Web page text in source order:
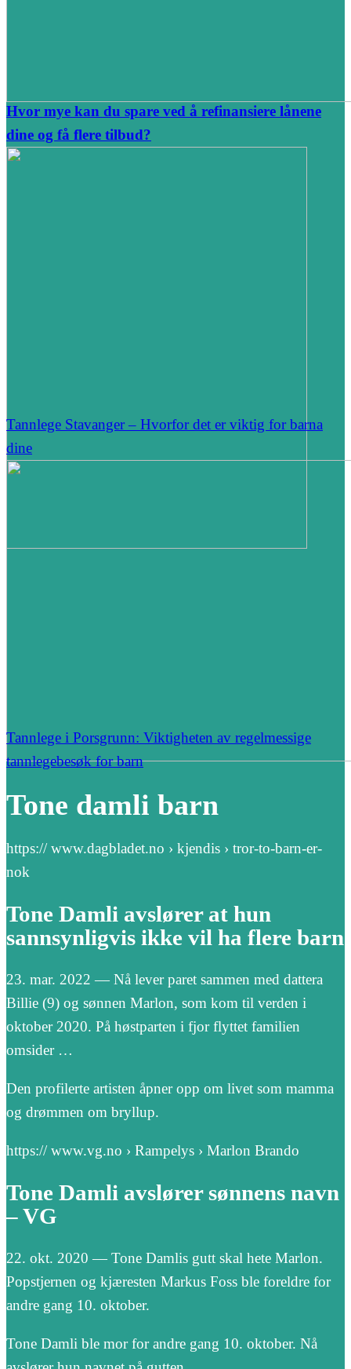
Hvor mye kan du spare ved å refinansiere lånene
dine og få flere tilbud?
Tannlege Stavanger – Hvorfor det er viktig for barna
dine
Tannlege i Porsgrunn: Viktigheten av regelmessige
tannlegebesøk for barn
Tone damli barn
https:// www.dagbladet.no › kjendis › tror-to-barn-er-
nok
Tone Damli avslører at hun
sannsynligvis ikke vil ha flere barn
23. mar. 2022 — Nå lever paret sammen med dattera
Billie (9) og sønnen Marlon, som kom til verden i
oktober 2020. På høstparten i fjor flyttet familien
omsider …
Den profilerte artisten åpner opp om livet som mamma
og drømmen om bryllup.
https:// www.vg.no › Rampelys › Marlon Brando
Tone Damli avslører sønnens navn
– VG
22. okt. 2020 — Tone Damlis gutt skal hete Marlon.
Popstjernen og kjæresten Markus Foss ble foreldre for
andre gang 10. oktober.
Tone Damli ble mor for andre gang 10. oktober. Nå